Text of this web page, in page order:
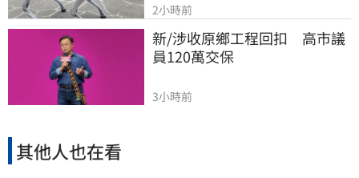
2小時前
新/涉收原鄉工程回扣　高市議
員120萬交保
3小時前
其他人也在看